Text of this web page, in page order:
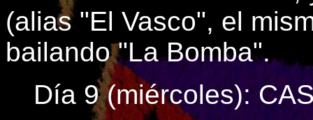
(alias "El Vasco", el
bailando "La Bomba".
Día 9 (miércoles):